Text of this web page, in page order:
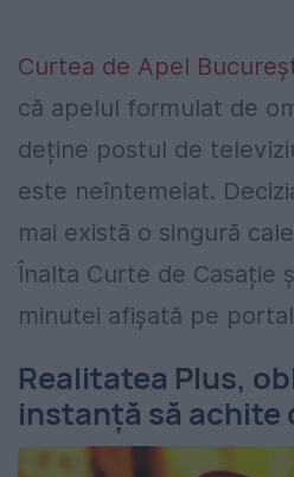
Curtea de Apel
că apelul formulat de
deține postul de
este neîntemeiat.
mai există o singură
Înalta Curte de Casație
minutei afișată pe
Realitatea Plus,
instanță să achite